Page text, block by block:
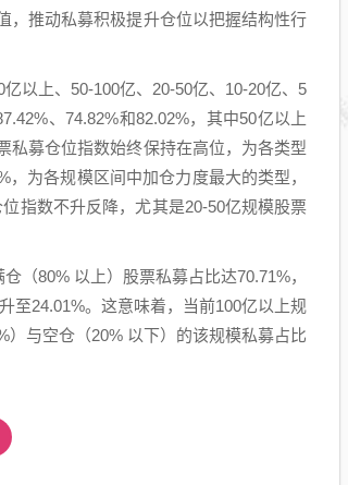
，推动私募积极提升仓位以把握结构性行
以上、50-100亿、20-50亿、10-20亿、5
、74.82%和82.02%，其中50亿以上
私募仓位指数始终保持在高位，为各类型
为各规模区间中加仓力度最大的类型，
指数不升反降，尤其是20-50亿规模股票
（80% 以上）股票私募占比达70.71%，
至24.01%。这意味着，当前100亿以上规
与空仓（20% 以下）的该规模私募占比